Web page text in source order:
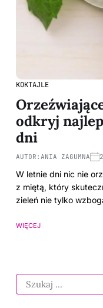
KOKTAJLE
odkryj
dni
AUTOR: ANIA ZAGUMNA
W letnie dni nic nie
z miętą, który
zieleń nie tylko
WIĘCEJ